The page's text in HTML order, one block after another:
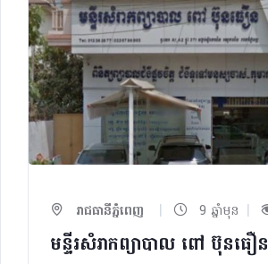
រាជធានីភ្នំពេញ | 9 ឆ្នាំមុន |
មន្ទីរសំរាកព្យាបាល ពៅ ប៊ុនធឿន